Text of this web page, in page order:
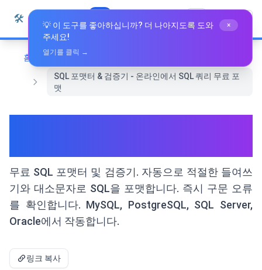
본문으로 건너뛰기
🛠️ Whiz Tools 한국어
홈
개발 도구
SQL 포맷터 & 검증기 - 온라인에서 SQL 쿼리 무료 포
맷
무료 SQL 포맷터 및 검증기. 자동으로 적절한 들여쓰
기와 대소문자로 SQL을 포맷합니다. 즉시 구문 오류
를 확인합니다. MySQL, PostgreSQL, SQL Server,
Oracle에서 작동합니다.
링크 복사
💡 이 도구를 좋아하십니까? 더 나아지도록 도와
주세요!
×
열기를 클릭 →